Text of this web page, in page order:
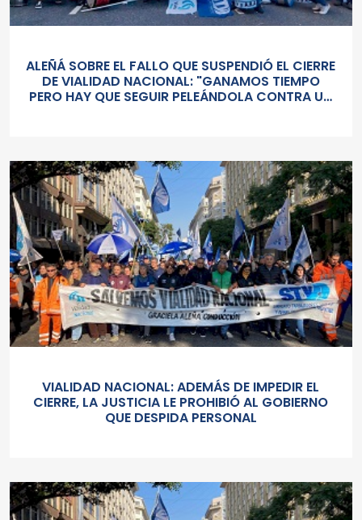
ALEÑÁ SOBRE EL FALLO QUE SUSPENDIÓ EL CIERRE
DE VIALIDAD NACIONAL: "GANAMOS TIEMPO
PERO HAY QUE SEGUIR PELEÁNDOLA CONTRA UN
VIALIDAD NACIONAL: ADEMÁS DE IMPEDIR EL
CIERRE, LA JUSTICIA LE PROHIBIÓ AL GOBIERNO
QUE DESPIDA PERSONAL